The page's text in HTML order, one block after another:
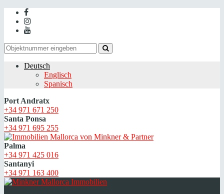
Deutsch
Englisch
Spanisch
Port Andratx
+34 971 671 250
Santa Ponsa
+34 971 695 255
Palma
+34 971 425 016
Santanyi
+34 971 163 400